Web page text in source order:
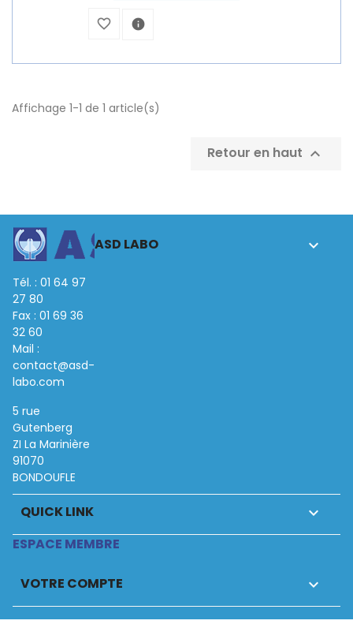
info
favorite_border
Affichage 1-1 de 1 article(s)
Retour en haut 
Tél. : 01 64 97
27 80
Fax : 01 69 36
32 60
Mail :
contact@asd-
labo.com
5 rue
Gutenberg
ZI La Marinière
91070
BONDOUFLE
ASD LABO 
QUICK LINK 
ESPACE MEMBRE
VOTRE COMPTE 